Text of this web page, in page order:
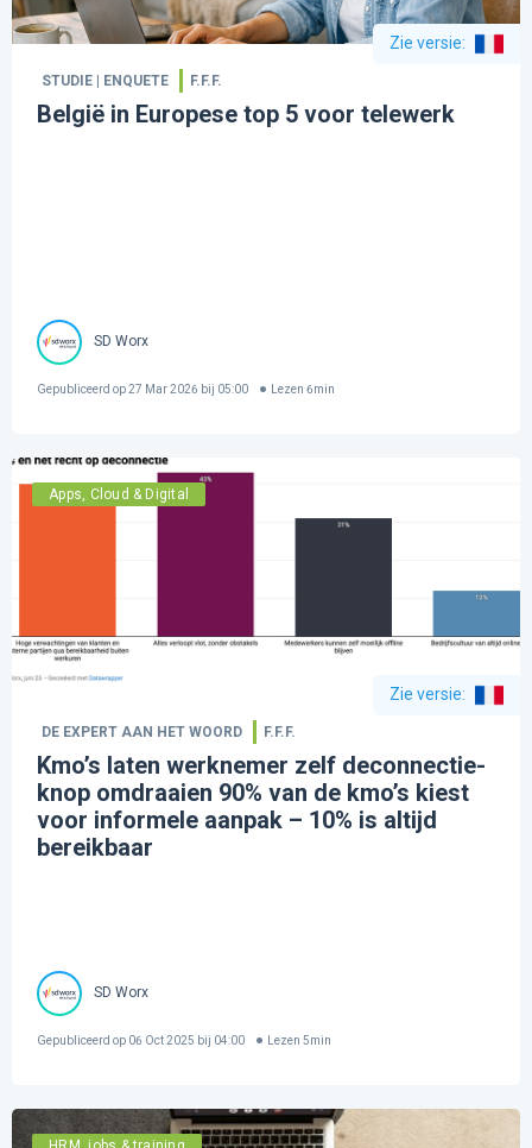
Zie versie:
STUDIE | ENQUETE F.F.F.
België in Europese top 5 voor telewerk
SD Worx
Gepubliceerd op27 Mar 2026 bij 05:00 Lezen 6min
Apps, Cloud & Digital
Zie versie:
DE EXPERT AAN HET WOORD F.F.F.
Kmo’s laten werknemer zelf deconnectie-
knop omdraaien 90% van de kmo’s kiest
voor informele aanpak – 10% is altijd
bereikbaar
SD Worx
Gepubliceerd op 06 Oct 2025 bij 04:00 Lezen 5min